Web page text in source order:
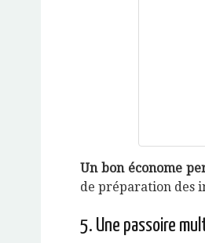
Un bon économe
de préparation des
5. Une passoire